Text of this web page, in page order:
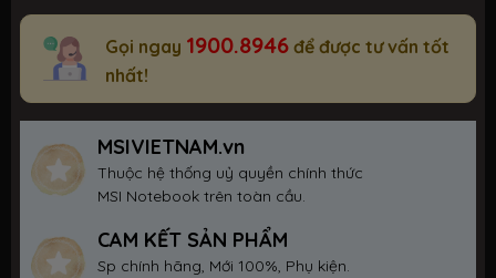
Gọi ngay 1900.8946 để được tư vấn tốt
nhất!
MSIVIETNAM.vn
Thuộc hệ thống uỷ quyền chính thức
MSI Notebook trên toàn cầu.
CAM KẾT SẢN PHẨM
Sp chính hãng, Mới 100%, Phụ kiện.